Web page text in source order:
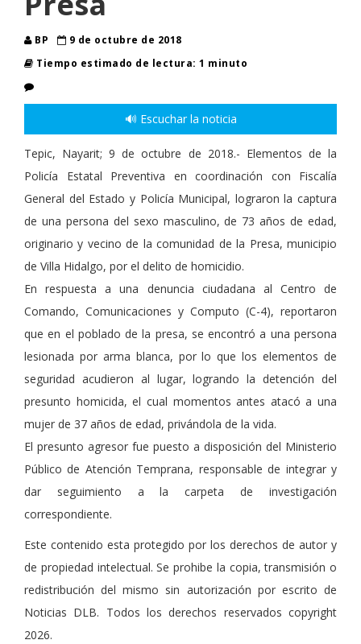
BP
9 de octubre de 2018
Tiempo estimado de lectura: 1 minuto
🔊 Escuchar la noticia
Tepic, Nayarit; 9 de octubre de 2018.- Elementos de la
Policía Estatal Preventiva en coordinación con Fiscalía
General del Estado y Policía Municipal, lograron la captura
de una persona del sexo masculino, de 73 años de edad,
originario y vecino de la comunidad de la Presa, municipio
de Villa Hidalgo, por el delito de homicidio.
En respuesta a una denuncia ciudadana al Centro de
Comando, Comunicaciones y Computo (C-4), reportaron
que en el poblado de la presa, se encontró a una persona
lesionada por arma blanca, por lo que los elementos de
seguridad acudieron al lugar, logrando la detención del
presunto homicida, el cual momentos antes atacó a una
mujer de 37 años de edad, privándola de la vida.
El presunto agresor fue puesto a disposición del Ministerio
Público de Atención Temprana, responsable de integrar y
dar seguimiento a la carpeta de investigación
correspondiente.
Este contenido esta protegido por los derechos de autor y
de propiedad intelectual. Se prohibe la copia, transmisión o
redistribución del mismo sin autorización por escrito de
Noticias DLB. Todos los derechos reservados copyright
2026.